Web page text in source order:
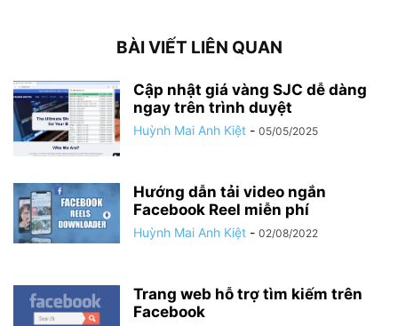
BÀI VIẾT LIÊN QUAN
Cập nhật giá vàng SJC dễ dàng
ngay trên trình duyệt
Huỳnh Mai Anh Kiệt - 05/05/2025
Hướng dẫn tải video ngắn
Facebook Reel miễn phí
Huỳnh Mai Anh Kiệt - 02/08/2022
Trang web hỗ trợ tìm kiếm trên
Facebook